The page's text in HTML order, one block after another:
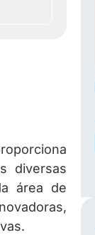
diversas
área de